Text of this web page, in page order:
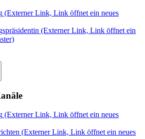
(Externer Link, Link öffnet ein neues
(Externer Link, Link öffnet ein
(Externer Link, Link öffnet ein neues
(Externer Link, Link öffnet ein neues